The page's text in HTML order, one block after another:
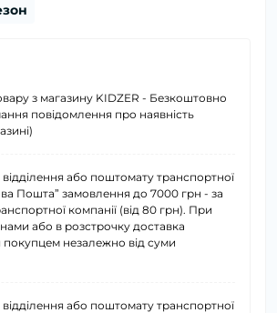
з магазину KIDZER - Безкоштовно
повідомлення про наявність
або поштомату транспортної
Пошта” замовлення до 7000 грн - за
компанії (від 80 грн). При
або в розстрочку доставка
покупцем незалежно від суми
або поштомату транспортної